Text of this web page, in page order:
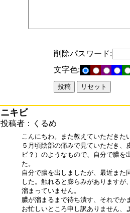
削除パスワード:
文字色:
ニキビ
投稿者：くるめ
こんにちわ。また教えていただきた
５月頃陰部の痛みで見ていただき、
ビ？）のようなもので、自分で膿を
た。
自分で膿を出しましたが、最近また
した。触れると膨らみがありますが
溜まっていません。
膿が溜まるまで待ち潰す、それでか
お忙しいところ申し訳ありません、